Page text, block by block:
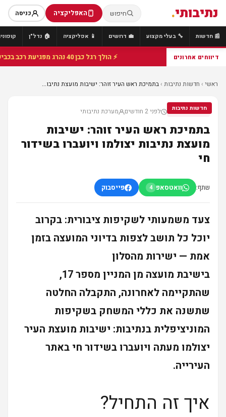
נתיבותי. חיפוש האפליקציה כניסה
📰 חדשות 🔧 בעלי מקצוע 💼 דרושים 📱 אפליקציה 🏠 נדל"ן
דיווחים אחרונים ⚡ הולך רגל כבן 40 נהרג מפגיעת רכב בכביש 25 סמוך לצומת הנשיא, מתנדבי זק"א פועלו בזירה
ראשי › חדשות נתיבות ›בתמיכת ראש העיר זוהר: ישיבות מועצת נתיבו...
חדשות נתיבות
חדשות נתיבות לפני 2 חודשים מערכת נתיבותי
בתמיכת ראש העיר זוהר: ישיבות
מועצת נתיבות יצולמו ויועברו בשידור
חי
שתף: וואטסאפ 4 פייסבוק
צעד משמעותי לשקיפות ציבורית: בקרוב
יוכל כל תושב לצפות בדיוני המועצה בזמן
אמת — ישירות מהסלון
בישיבת מועצה מן המניין מספר 17,
שהתקיימה לאחרונה, התקבלה החלטה
שתשנה את כללי המשחק בשקיפות
המוניציפלית בנתיבות: ישיבות מועצת העיר
יצולמו מעתה ויועברו בשידור חי באתר
העירייה.
איך זה התחיל?